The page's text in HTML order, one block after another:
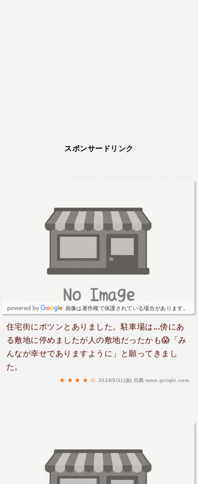
スポンサードリンク
画像は著作権で保護されている場合があります。
住宅街にポツンとありました。駐車場は...傍にあ
る敷地に停めましたが人の敷地だったかも😱「み
んなが幸せでありますように」と願ってきまし
た。
2024/5/31(金) 出典:www.google.com